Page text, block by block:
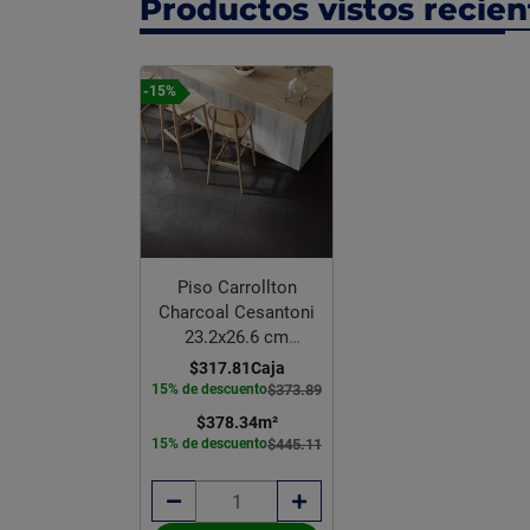
Productos vistos
-15%
Piso Carrollton
Charcoal Cesantoni
23.2x26.6 cm
Rectificado
$373.89
$317.81Caja
15% de descuento
$445.11
$378.34m²
15% de descuento